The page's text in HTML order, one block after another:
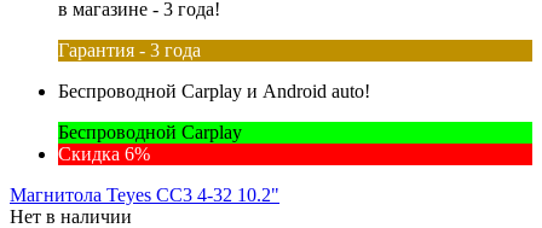
в магазине - 3 года!
Гарантия - 3 года
Беспроводной Carplay и Android auto!
Беспроводной Carplay
Скидка 6%
Магнитола Teyes CC3 4-32 10.2"
Нет в наличии